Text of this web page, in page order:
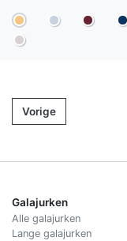
Vorige
Galajurken
Alle galajurken
Lange galajurken